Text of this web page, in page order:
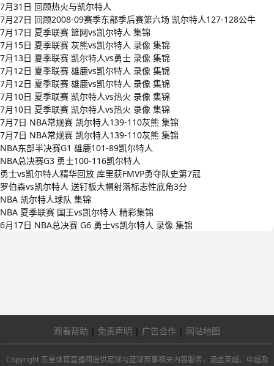
7月31日 回顾热火与凯尔特人
7月27日 回顾2008-09赛季东部季后赛第六场 凯尔特人127-128公牛
7月17日 夏季联赛 篮网vs凯尔特人 集锦
7月15日 夏季联赛 灰熊vs凯尔特人 录像 集锦
7月13日 夏季联赛 凯尔特人vs勇士 录像 集锦
7月12日 夏季联赛 雄鹿vs凯尔特人 录像 集锦
7月12日 夏季联赛 雄鹿vs凯尔特人 录像 集锦
7月10日 夏季联赛 凯尔特人vs热火 录像 集锦
7月10日 夏季联赛 凯尔特人vs热火 录像 集锦
7月7日 NBA常规赛 凯尔特人139-110灰熊 集锦
7月7日 NBA常规赛 凯尔特人139-110灰熊 集锦
NBA东部半决赛G1 雄鹿101-89凯尔特人
NBA总决赛G3 勇士100-116凯尔特人
勇士vs凯尔特人精华回放 库里获FMVP勇夺队史第7冠
罗伯森vs凯尔特人 送钉板大帽射落标志性底角3分
NBA 凯尔特人球队 集锦
NBA 夏季联赛 国王vs凯尔特人 精彩集锦
6月17日 NBA总决赛 G6 勇士vs凯尔特人 录像 集锦
观看帮助 | 免责声明 | 广告合作 | 网站地图
Copyright 五星体育直播网提供足球与篮球赛事相关内容服务，涵盖英超、中超及